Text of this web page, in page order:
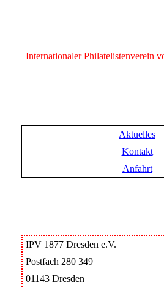
Internationaler Philatelistenverein
Aktuelles
Kontakt
Anfahrt
IPV 1877 Dresden e.V.
Postfach 280 349
01143 Dresden